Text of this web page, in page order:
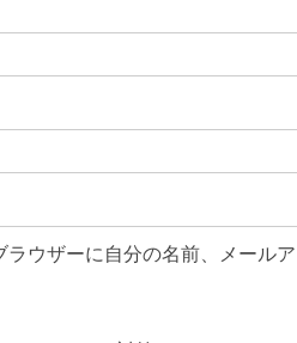
ウザーに自分の名前、メール